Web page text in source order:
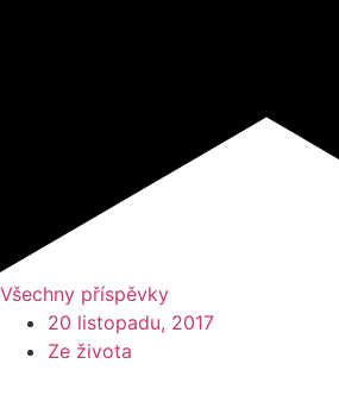
Všechny příspěvky
20 listopadu, 2017
Ze života